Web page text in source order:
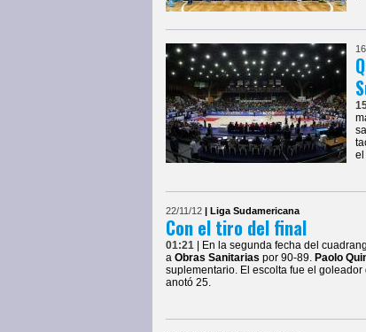
el
22/11/12 | Liga Sudamericana
Con el tiro del final
01:21 | En la segunda fecha del
a Obras Sanitarias por 90-89. Paolo
suplementario. El escolta fue el
anotó 25.